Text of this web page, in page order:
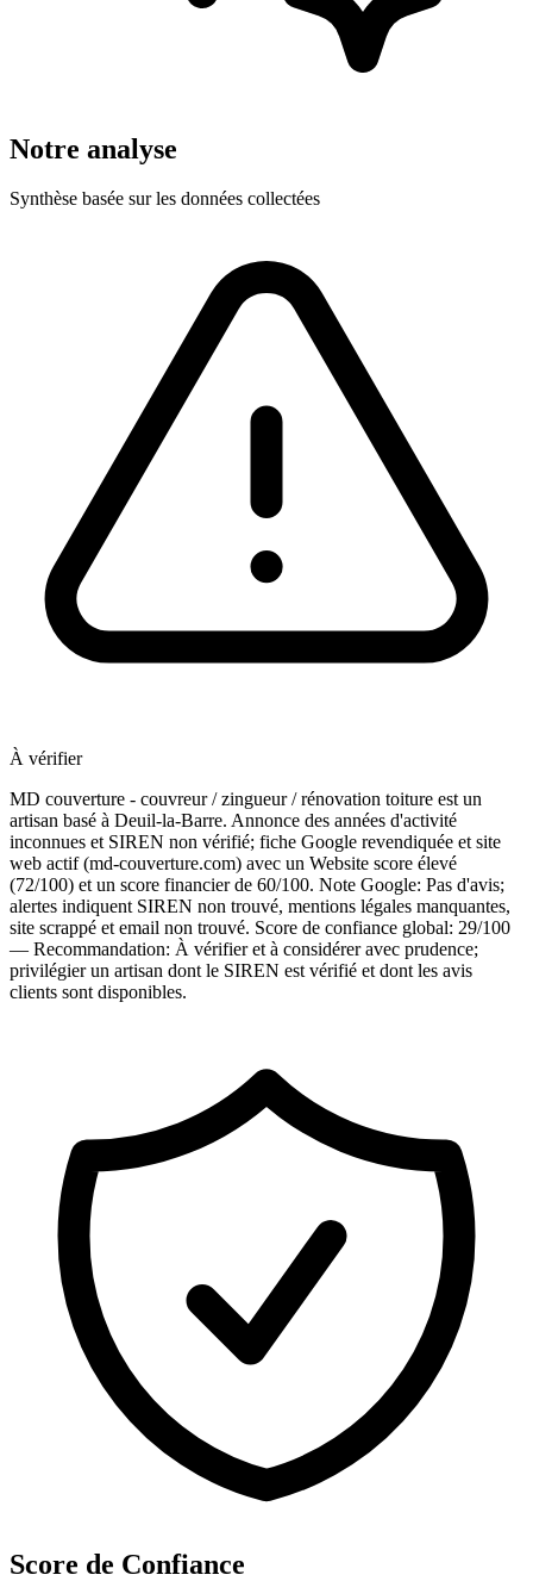
Notre analyse
Synthèse basée sur les données collectées
À vérifier
MD couverture - couvreur / zingueur / rénovation toiture est un
artisan basé à Deuil-la-Barre. Annonce des années d'activité
inconnues et SIREN non vérifié; fiche Google revendiquée et site
web actif (md-couverture.com) avec un Website score élevé
(72/100) et un score financier de 60/100. Note Google: Pas d'avis;
alertes indiquent SIREN non trouvé, mentions légales manquantes,
site scrappé et email non trouvé. Score de confiance global: 29/100
— Recommandation: À vérifier et à considérer avec prudence;
privilégier un artisan dont le SIREN est vérifié et dont les avis
clients sont disponibles.
Score de Confiance